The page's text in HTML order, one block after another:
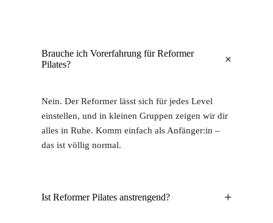
Brauche ich Vorerfahrung für Reformer
Pilates?
+
Nein. Der Reformer lässt sich für jedes Level
einstellen, und in kleinen Gruppen zeigen wir dir
alles in Ruhe. Komm einfach als Anfänger:in –
das ist völlig normal.
Ist Reformer Pilates anstrengend? +